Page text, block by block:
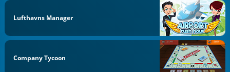
Lufthavns Manager
Company Tycoon